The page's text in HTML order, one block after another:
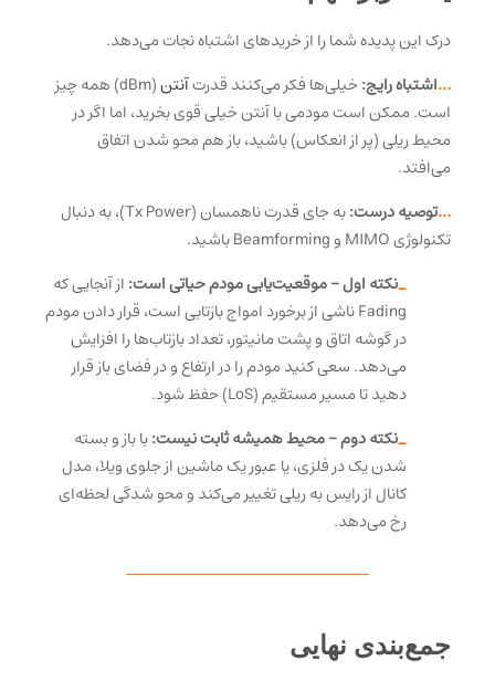
درک این پدیده شما را از خریدهای اشتباه نجات می‌دهد.
…اشتباه رایج: خیلی‌ها فکر می‌کنند قدرتآنتن
(dBm) همه چیز
است. ممکن است مودمی با آنتن خیلی قوی بخرید، اما اگر در
محیط ریلی (پر از انعکاس) باشید، باز هم محو شدن اتفاق
می‌افتد.
…توصیه درست:
به جای قدرت ناهمسان (Tx Power)، به دنبال
تکنولوژی MIMO و Beamforming باشید.
_نکته اول – موقعیت‌یابی مودم حیاتی است: از آنجایی که
Fading ناشی از برخورد امواج بازتابی است، قرار دادن مودم
در گوشه اتاق و پشت مانیتور، تعداد بازتاب‌ها را افزایش
می‌دهد. سعی کنید مودم را در ارتفاع و در فضای باز قرار
دهید تا مسیر مستقیم (LoS) حفظ شود.
_نکته دوم – محیط همیشه ثابت نیست:با باز و بسته
شدن یک در فلزی، یا عبور یک ماشین از جلوی ویلا، مدل
کانال از رایس به ریلی تغییر می‌کند و محو شدگی لحظه‌ای
رخ می‌دهد.
جمع‌بندی نهایی